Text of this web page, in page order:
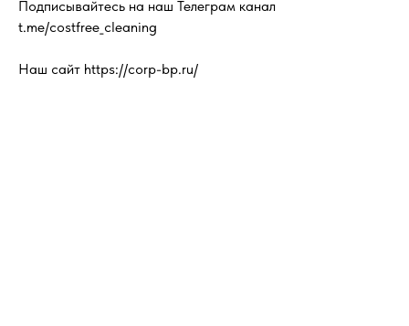
Подписывайтесь на наш Телеграм канал
t.me/costfree_cleaning
Наш сайт https://corp-bp.ru/